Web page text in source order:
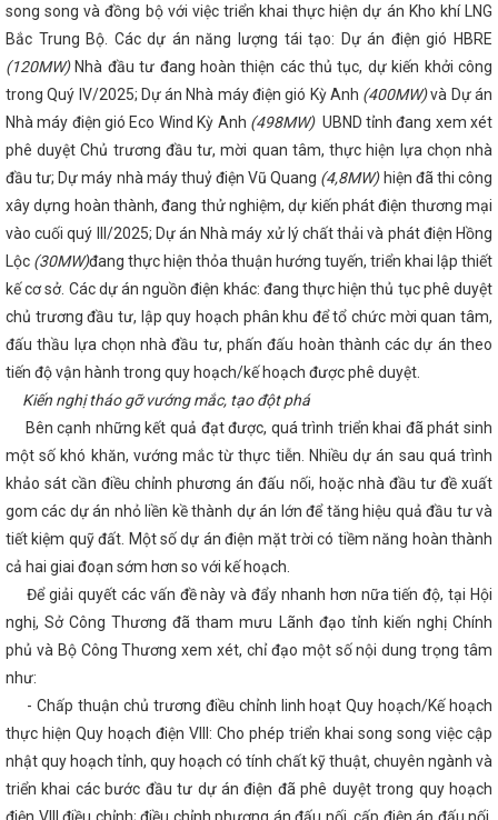
Bộ trưởng Nguyễn Hồng Diên giải trình, làm rõ các vấn đề Đại
phát triển năng lượng tái tạo
CĐN Công Thương: Sớm hoàn
cơ sở năm 2024
Đoàn công tác LĐLĐ tỉnh làm việc với CĐN
bị đại hội nhiệm kỳ 2023-2028
Đảng ủy Sở Công Thương tổ
tác tháng 3 năm 2024
Nhà máy Nhiệt điện Vũng Áng 2 tiếp
02 cấp trên địa bàn tỉnh Hà Tĩnh
Hội nghị tập huấn tuyên
Việt Nam ưu tiên dùng hàng Việt Nam” tại huyện Nghi Xuân năm
quan trọng quốc gia, trọng điểm ngành năng lượng
Hà Tĩnh
Ban Chấp hành Đảng bộ tỉnh đánh giá tình hình KT - XH
dự án điện mặt trời đầu tiên trên kênh thủy lợi của Việt Nam tại Hà
ủy, Ban Chấp hành Đảng bộ tỉnh Hà Tĩnh họp cho ý kiến các nội
phải đảm bảo nguồn cung xăng dầu phục vụ nhu cầu thị trường
duyệt dự án đường Xô Viết Nghệ Tĩnh kéo dài về phía Đông
Sở
cờ - triển khai công tác tháng 4 năm 2025
Kê hoạch thực hiện
công nghiệp môi trường Việt Nam giai đoạn 2025 - 2030 trên địa
Thương Việt Nam và Bộ Công Thương Lào trao Biên bản ghi nhớ về
nghiệp
Bộ đội Biên phòng tỉnh giành giải nhất Hội thi "Dân vận
Tình hình sản xuất công nghiệp tháng 7 và 7 tháng đầu năm
Ủy ban hợp tác kinh tế, thương mại Việt Nam – Trung Quốc
cung - cầu giữa Thành phố Hồ Chí Minh và các tỉnh, thành phố
cường hợp tác với Thành phố Huế về triển khai hoạt động Khoa học
Ứng xử với tin giả trên môi trường mạng internet như thế nào?
Hà Tĩnh đến người tiêu dùng
Thành phố Hà Tĩnh một thế kỷ
hợp tác giữa TP Hồ Chí Minh với các tỉnh Bắc Trung Bộ và phía Bắc
Tĩnh ước đạt 8,78%, xếp thứ nhất Bắc Trung Bộ
Tập huấn kiến
nghiệp nông thôn, phổ biến văn bản pháp luật về cụm công
nhiệm kỳ 2021-2026 thông qua 369 nghị quyết
Hà Tĩnh có 6
mừng Đại hội XIV của Đảng
Kế hoạch triển khai thực hiện
28/10/2024 của Chính phủ; Kế hoạch số 322-KH/TU ngày 10/01/
tục tăng cường sự
An toàn khi mua bán hàng hóa trong thương
không dùng tiền mặt
Kỳ họp thứ 34, HĐND tỉnh: Đại biểu chất vấn
đập
Quan tâm hoàn thiện cơ sở hạ tầng tại các Cụm công nghiệp
Tập trung tháo gỡ vướng mắc, đẩy mạnh thực hiện Đề án 06 ở Hà Tĩnh
ty Tân cảng Sài Gòn về duy trì tuyến hàng container qua cảng
SỰ CỐ HÓA CHẤT NĂM 2025 TẠI CHI NHÁNH CÔNG NGHIỆP HÓA
Thương ban hành Chỉ thị về việc tiếp tục tăng cường công tác
kiểm soát đặc biệt và các hóa chất nguy hiểm khác trong lĩnh vực
song song và đồng bộ với việc triển khai thực hiện dự án Kho khí LNG
Bắc Trung Bộ. Các dự án năng lượng tái tạo: Dự án điện gió HBRE
(120MW)Nhà đầu tư đang hoàn thiện các thủ tục, dự kiến khởi công
trong Quý IV/2025; Dự án Nhà máy điện gió Kỳ Anh (400MW)và Dự án
Nhà máy điện gió Eco Wind Kỳ Anh (498MW) UBND tỉnh đang xem xét
phê duyệt Chủ trương đầu tư, mời quan tâm, thực hiện lựa chọn nhà
đầu tư; Dự máy nhà máy thuỷ điện Vũ Quang (4,8MW)hiện đã thi công
xây dựng hoàn thành, đang thử nghiệm, dự kiến phát điện thương mại
vào cuối quý III/2025; Dự án Nhà máy xử lý chất thải và phát điện Hồng
Lộc (30MW)đang thực hiện thỏa thuận hướng tuyến, triển khai lập thiết
kế cơ sở. Các dự án nguồn điện khác: đang thực hiện thủ tục phê duyệt
chủ trương đầu tư, lập quy hoạch phân khu để tổ chức mời quan tâm,
đấu thầu lựa chọn nhà đầu tư, phấn đấu hoàn thành các dự án theo
tiến độ vận hành trong quy hoạch/kế hoạch được phê duyệt.
Kiến nghị tháo gỡ vướng mắc, tạo đột phá
Bên cạnh những kết quả đạt được, quá trình triển khai đã phát sinh
một số khó khăn, vướng mắc từ thực tiễn. Nhiều dự án sau quá trình
khảo sát cần điều chỉnh phương án đấu nối, hoặc nhà đầu tư đề xuất
gom các dự án nhỏ liền kề thành dự án lớn để tăng hiệu quả đầu tư và
tiết kiệm quỹ đất. Một số dự án điện mặt trời có tiềm năng hoàn thành
cả hai giai đoạn sớm hơn so với kế hoạch.
Để giải quyết các vấn đề này và đẩy nhanh hơn nữa tiến độ, tại Hội
nghị, Sở Công Thương đã tham mưu Lãnh đạo tỉnh kiến nghị Chính
phủ và Bộ Công Thương xem xét, chỉ đạo một số nội dung trọng tâm
như:
- Chấp thuận chủ trương điều chỉnh linh hoạt Quy hoạch/Kế hoạch
thực hiện Quy hoạch điện VIII: Cho phép triển khai song song việc cập
nhật quy hoạch tỉnh, quy hoạch có tính chất kỹ thuật, chuyên ngành và
triển khai các bước đầu tư dự án điện đã phê duyệt trong quy hoạch